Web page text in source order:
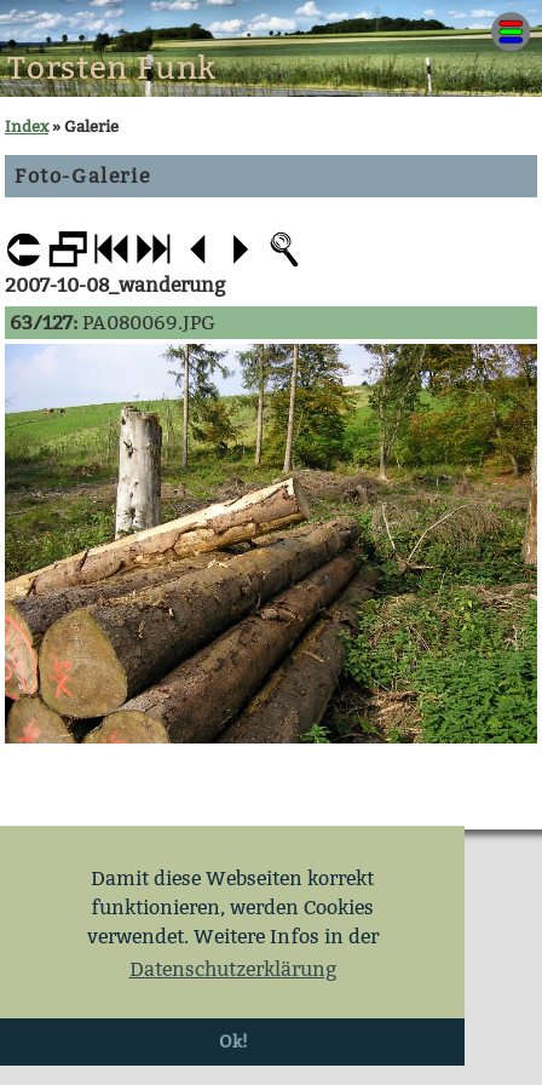
Damit diese Webseiten korrekt
funktionieren, werden Cookies
verwendet. Weitere Infos in der
Datenschutzerklärung
Ok!
Torsten Funk
Index» Galerie
Foto-Galerie
2007-10-08_wanderung
63/127: PA080069.JPG